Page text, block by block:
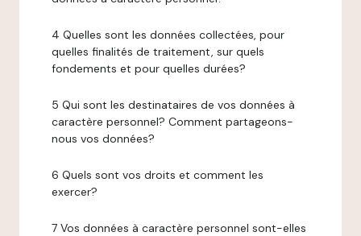
4 Quelles sont les données collectées, pour
quelles finalités de traitement, sur quels
fondements et pour quelles durées?
5 Qui sont les destinataires de vos données à
caractère personnel? Comment partageons-
nous vos données?
6 Quels sont vos droits et comment les
exercer?
7 Vos données à caractère personnel sont-elles